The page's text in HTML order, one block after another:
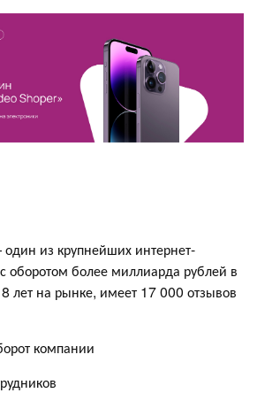
из крупнейших интернет-
оборотом более миллиарда рублей в
лет на рынке, имеет 17 000 отзывов
компании